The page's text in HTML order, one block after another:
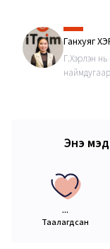
Ганхуяг
Г.Хэрлэн нь
Энэ
...
Таалагдсан